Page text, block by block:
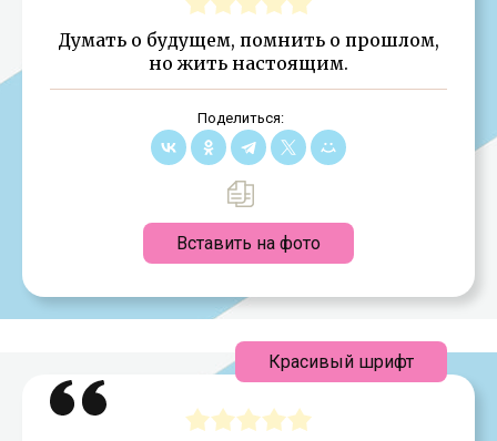
Думать о будущем, помнить о прошлом,
но жить настоящим.
Поделиться:
Вставить на фото
Красивый шрифт